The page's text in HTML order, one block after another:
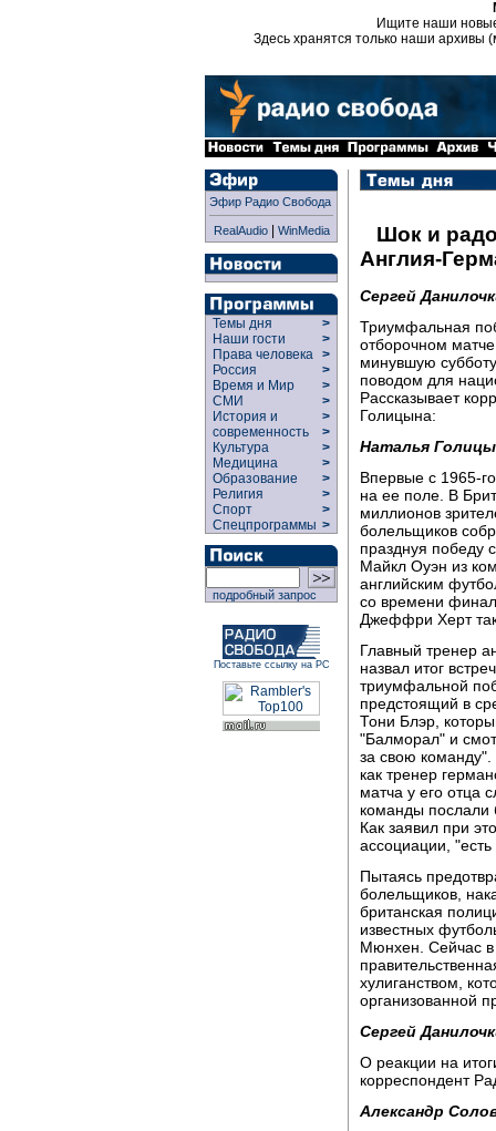
Ищите наши
Здесь хранятся только наши архивы
Эфир Радио Свобода
RealAudio| WinMedia
Темы дня
>
Наши гости
>
Права человека >
Россия
>
Время и Мир
>
СМИ
>
История и
современность
>
>
Культура
>
Медицина
>
Образование
>
Религия
>
Спорт
>
Спецпрограммы >
подробный запрос
Поставьте ссылку на РС
Шок и
Англия-
Сергей
Триумфальная
отборочном
минувшую
поводом для
Рассказывает
Голицына:
Наталья
Впервые с 1965-
на ее поле. В
миллионов
болельщиков
празднуя победу
Майкл Оуэн из
английским
со времени
Джеффри Херт
Главный тренер
назвал итог
триумфальной
предстоящий в
Тони Блэр,
"Балморал" и
за свою
как тренер
матча у его отца
команды послали
Как заявил при
ассоциации,
Пытаясь
болельщиков,
британская
известных
Мюнхен. Сейчас в
хулиганством,
организованной
Сергей
О реакции на
корреспондент
Александр